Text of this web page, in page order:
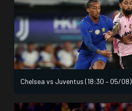
Chelsea vs Juventus (18:30 – 05/08)